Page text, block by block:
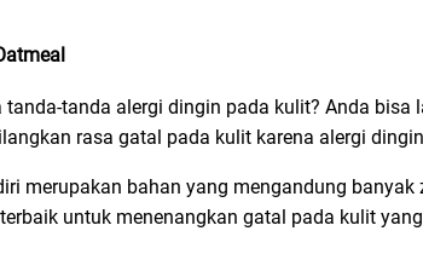
tanda-tanda alergi dingin pada kulit? Anda
rasa gatal pada kulit karena alergi
merupakan bahan yang mengandung
untuk menenangkan gatal pada kulit